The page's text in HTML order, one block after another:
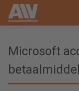
Microsoft
betaalmiddel